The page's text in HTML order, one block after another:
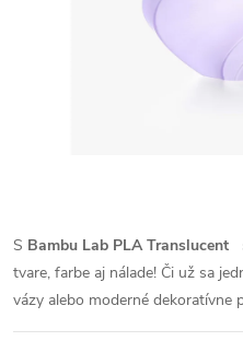
S Bambu Lab PLA Translucent
tvare, farbe aj nálade! Či už sa
vázy alebo moderné dekoratívne